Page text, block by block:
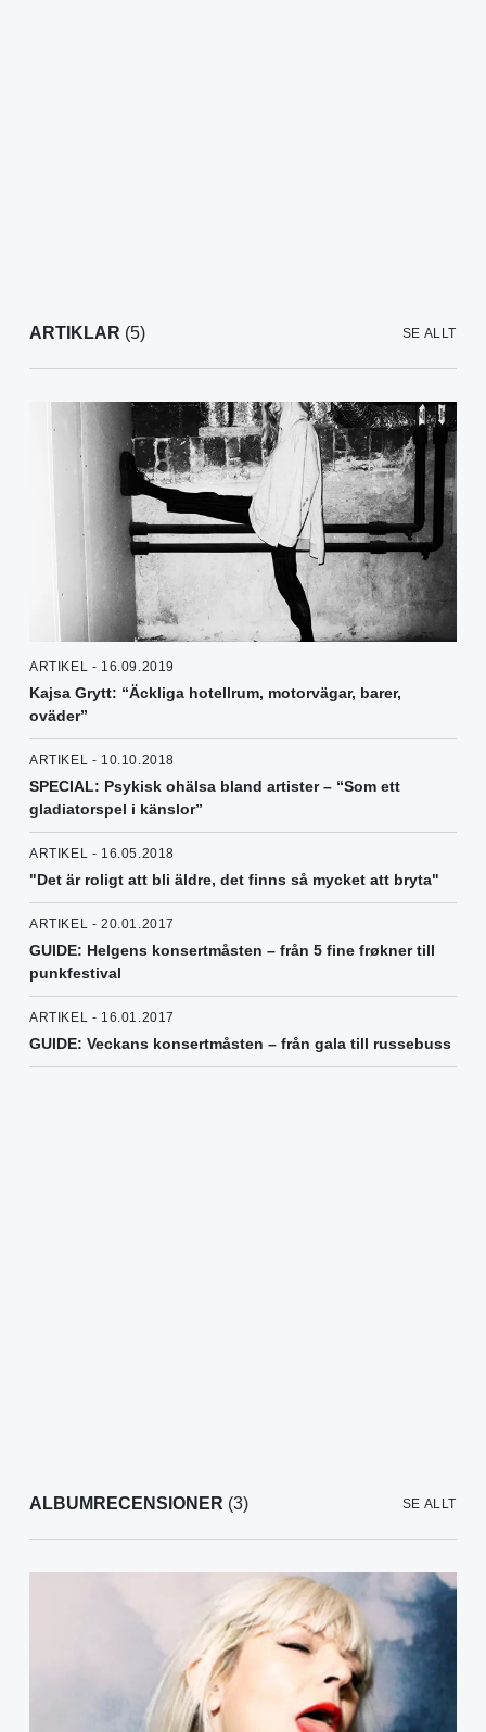
ARTIKLAR (5) SE ALLT
ARTIKEL - 16.09.2019
Kajsa Grytt: “Äckliga hotellrum, motorvägar, barer,
oväder”
ARTIKEL - 10.10.2018
SPECIAL: Psykisk ohälsa bland artister – “Som ett
gladiatorspel i känslor”
ARTIKEL - 16.05.2018
"Det är roligt att bli äldre, det finns så mycket att bryta"
ARTIKEL - 20.01.2017
GUIDE: Helgens konsertmåsten – från 5 fine frøkner till
punkfestival
ARTIKEL - 16.01.2017
GUIDE: Veckans konsertmåsten – från gala till russebuss
ALBUMRECENSIONER (3) SE ALLT